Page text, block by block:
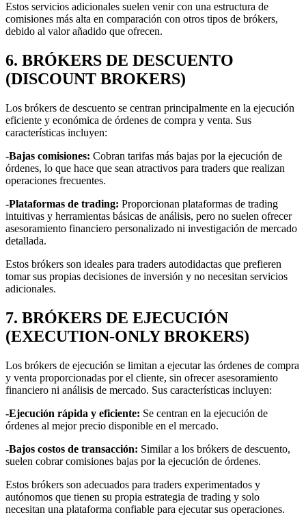
Estos servicios adicionales suelen venir con una estructura de
comisiones más alta en comparación con otros tipos de brókers,
debido al valor añadido que ofrecen.
6. BRÓKERS DE DESCUENTO
(DISCOUNT BROKERS)
Los brókers de descuento se centran principalmente en la ejecución
eficiente y económica de órdenes de compra y venta. Sus
características incluyen:
-Bajas comisiones: Cobran tarifas más bajas por la ejecución de
órdenes, lo que hace que sean atractivos para traders que realizan
operaciones frecuentes.
-Plataformas de trading: Proporcionan plataformas de trading
intuitivas y herramientas básicas de análisis, pero no suelen ofrecer
asesoramiento financiero personalizado ni investigación de mercado
detallada.
Estos brókers son ideales para traders autodidactas que prefieren
tomar sus propias decisiones de inversión y no necesitan servicios
adicionales.
7. BRÓKERS DE EJECUCIÓN
(EXECUTION-ONLY BROKERS)
Los brókers de ejecución se limitan a ejecutar las órdenes de compra
y venta proporcionadas por el cliente, sin ofrecer asesoramiento
financiero ni análisis de mercado. Sus características incluyen:
-Ejecución rápida y eficiente: Se centran en la ejecución de
órdenes al mejor precio disponible en el mercado.
-Bajos costos de transacción: Similar a los brókers de descuento,
suelen cobrar comisiones bajas por la ejecución de órdenes.
Estos brókers son adecuados para traders experimentados y
autónomos que tienen su propia estrategia de trading y solo
necesitan una plataforma confiable para ejecutar sus operaciones.